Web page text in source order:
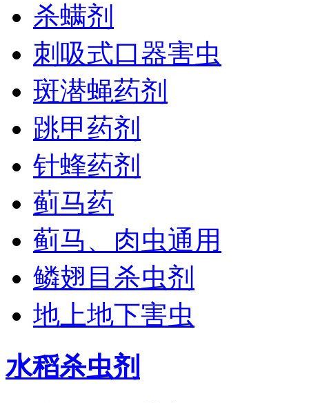
杀螨剂
刺吸式口器害虫
斑潜蝇药剂
跳甲药剂
针蜂药剂
蓟马药
蓟马、肉虫通用
鳞翅目杀虫剂
地上地下害虫
水稻杀虫剂